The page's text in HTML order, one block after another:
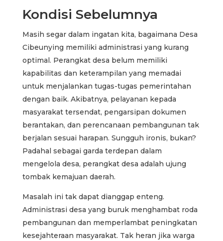
Kondisi Sebelumnya
Masih segar dalam ingatan kita, bagaimana Desa
Cibeunying memiliki administrasi yang kurang
optimal. Perangkat desa belum memiliki
kapabilitas dan keterampilan yang memadai
untuk menjalankan tugas-tugas pemerintahan
dengan baik. Akibatnya, pelayanan kepada
masyarakat tersendat, pengarsipan dokumen
berantakan, dan perencanaan pembangunan tak
berjalan sesuai harapan. Sungguh ironis, bukan?
Padahal sebagai garda terdepan dalam
mengelola desa, perangkat desa adalah ujung
tombak kemajuan daerah.
Masalah ini tak dapat dianggap enteng.
Administrasi desa yang buruk menghambat roda
pembangunan dan memperlambat peningkatan
kesejahteraan masyarakat. Tak heran jika warga